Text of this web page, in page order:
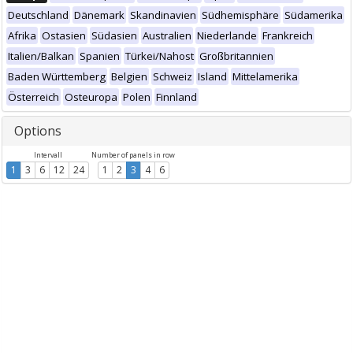
Deutschland Dänemark Skandinavien Südhemisphäre Südamerika
Afrika Ostasien Südasien Australien Niederlande Frankreich
Italien/Balkan Spanien Türkei/Nahost Großbritannien
Baden Württemberg Belgien Schweiz Island Mittelamerika
Österreich Osteuropa Polen Finnland
Options
Intervall
1 3 6 12 24
Number of panels in row
1 2 3 4 6